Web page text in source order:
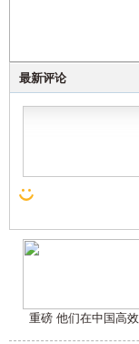
最新评论
重磅 他们在中国高效